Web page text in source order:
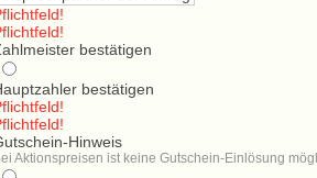
bestätigen
bestätigen
Hinweis
Aktionspreisen ist keine Gutschein-Einlösung